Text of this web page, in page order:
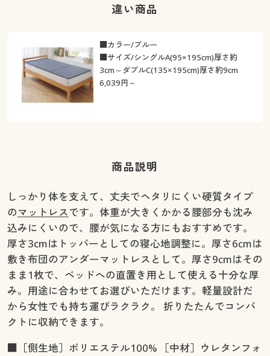
違い商品
6,039円～
■カラー/ブルー
■サイズ/シングルA(95×195cm)厚さ約
3cm～ダブルC(135×195cm)厚さ約9cm
商品説明
しっかり体を支えて、丈夫でヘタリにくい硬質タイプ
のマットレスです。体重が大きくかかる腰部分も沈み
込みにくいので、腰が気になる方にもおすすめです。
厚さ3cmはトッパーとしての寝心地調整に。厚さ6cmは
敷き布団のアンダーマットレスとして。厚さ9cmはその
まま1枚で、ベッドへの直置き用として使える十分な厚
み。用途に合わせてお選びいただけます。軽量設計だ
から女性でも持ち運びラクラク。 折りたたんでコンパ
クトに収納できます。
■［側生地］ポリエステル100% ［中材］ウレタンフォ